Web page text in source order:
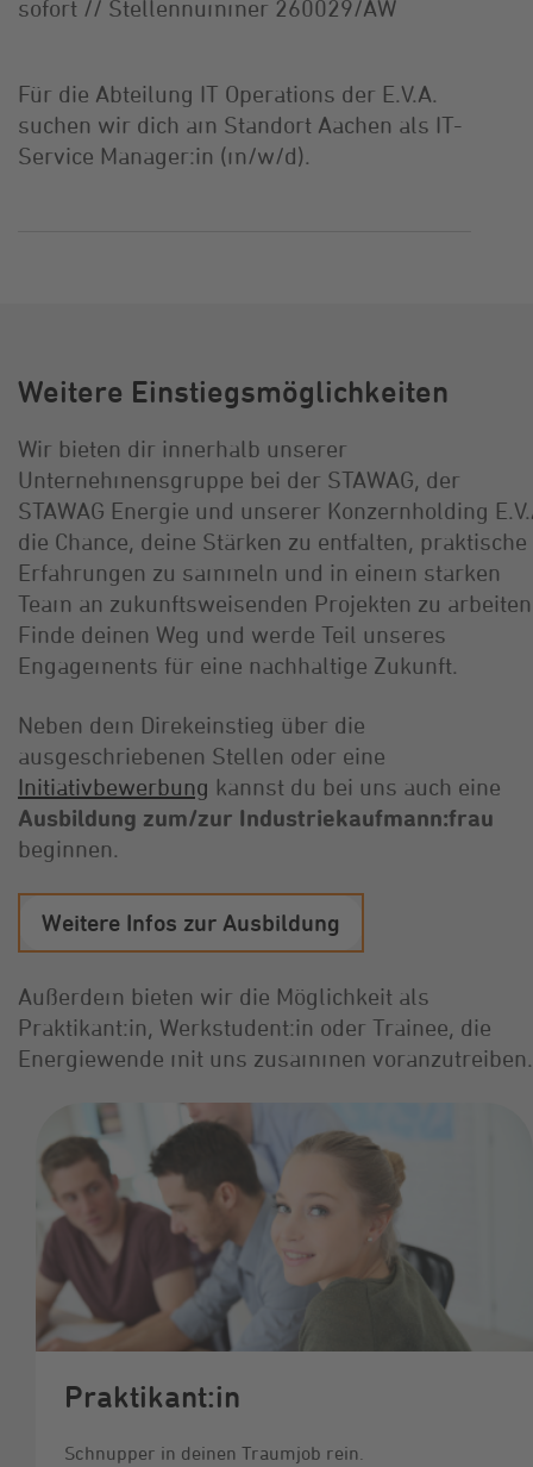
sofort // Stellennummer 260029/AW
Für die Abteilung IT Operations der E.V.A.
suchen wir dich am Standort Aachen als IT-
Service Manager:in (m/w/d).
Weitere Einstiegsmöglichkeiten
Wir bieten dir innerhalb unserer
Unternehmensgruppe bei der STAWAG, der
STAWAG Energie und unserer Konzernholding
die Chance, deine Stärken zu entfalten, praktische
Erfahrungen zu sammeln und in einem starken
Team an zukunftsweisenden Projekten zu
Finde deinen Weg und werde Teil unseres
Engagements für eine nachhaltige Zukunft.
Neben dem Direkeinstieg über die
ausgeschriebenen Stellen oder eine
Initiativbewerbung kannst du bei uns auch eine
Ausbildung zum/zur Industriekaufmann:frau
beginnen.
Weitere Infos zur Ausbildung
Außerdem bieten wir die Möglichkeit als
Praktikant:in, Werkstudent:in oder Trainee, die
Energiewende mit uns zusammen voranzutreiben.
Praktikant:in
Schnupper in deinen Traumjob rein.